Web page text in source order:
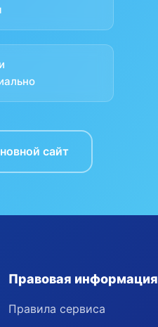
сайт
Правовая информация
Правила сервиса